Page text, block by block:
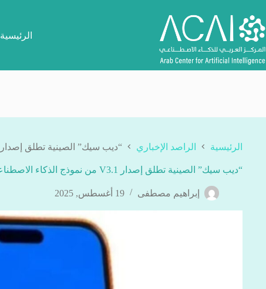
إلى
المحتوى
الرئيسية
الرئيسية الراصد الإخباري “ديب سيك” الصينية تطلق إصدار V3.1 من نموذج الذكاء الاصطناعي
“ديب سيك” الصينية تطلق إصدار V3.1 من نموذج الذكاء الاصطناعي
إبراهيم مصطفى 19 أغسطس, 2025